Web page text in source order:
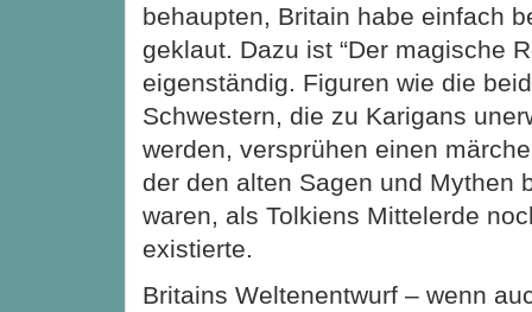
behaupten, Britain habe einfach
geklaut. Dazu ist “Der magische
eigenständig. Figuren wie die
Schwestern, die zu Karigans
werden, versprühen einen
der den alten Sagen und Mythen
waren, als Tolkiens Mittelerde
existierte.
Britains Weltenentwurf – wenn